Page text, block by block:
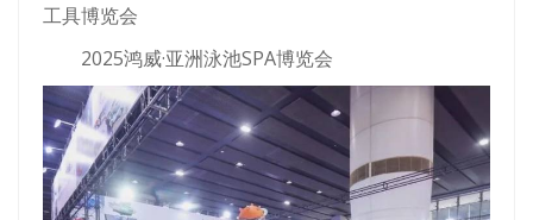
工具博览会
2025鸿威·亚洲泳池SPA博览会